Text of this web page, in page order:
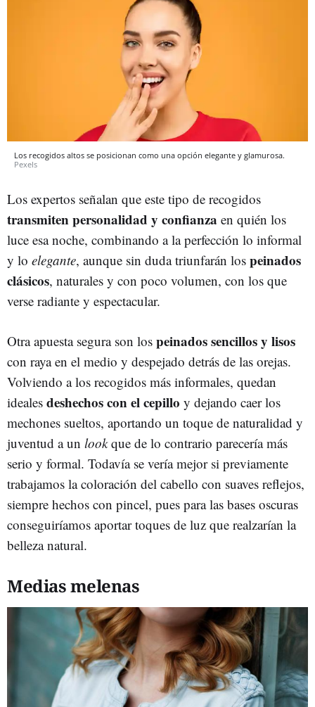
Los recogidos altos se posicionan como una opción elegante y glamurosa.
Pexels
Los expertos señalan que este tipo de recogidos
transmiten personalidad y confianza en quién los
luce esa noche, combinando a la perfección lo informal
y lo elegante, aunque sin duda triunfarán los peinados
clásicos, naturales y con poco volumen, con los que
verse radiante y espectacular.
Otra apuesta segura son los peinados sencillos y lisos
con raya en el medio y despejado detrás de las orejas.
Volviendo a los recogidos más informales, quedan
ideales deshechos con el cepillo y dejando caer los
mechones sueltos, aportando un toque de naturalidad y
juventud a un lookque de lo contrario parecería más
serio y formal. Todavía se vería mejor si previamente
trabajamos la coloración del cabello con suaves reflejos,
siempre hechos con pincel, pues para las bases oscuras
conseguiríamos aportar toques de luz que realzarían la
belleza natural.
Medias melenas